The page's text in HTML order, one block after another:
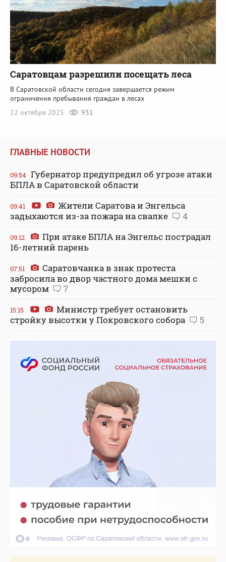
Саратовцам разрешили посещать леса
В Саратовской области сегодня завершается режим
ограничения пребывания граждан в лесах
22 октября 2025
931
ГЛАВНЫЕ НОВОСТИ
09:54 Губернатор предупредил об угрозе атаки
БПЛА в Саратовской области
09:41
Жители Саратова и Энгельса
задыхаются из-за пожара на свалке
4
09:12
При атаке БПЛА на Энгельс пострадал
16-летний парень
07:51
Саратовчанка в знак протеста
забросила во двор частного дома мешки с
мусором
7
15:15
Министр требует остановить
стройку высотки у Покровского собора
5